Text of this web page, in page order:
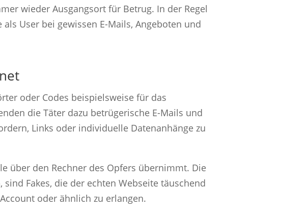
wieder Ausgangsort für Betrug. In der Regel
User bei gewissen E-Mails, Angeboten und
oder Codes beispielsweise für das
die Täter dazu betrügerische E-Mails und
Links oder individuelle Datenanhänge zu
über den Rechner des Opfers übernimmt. Die
Fakes, die der echten Webseite täuschend
oder ähnlich zu erlangen.